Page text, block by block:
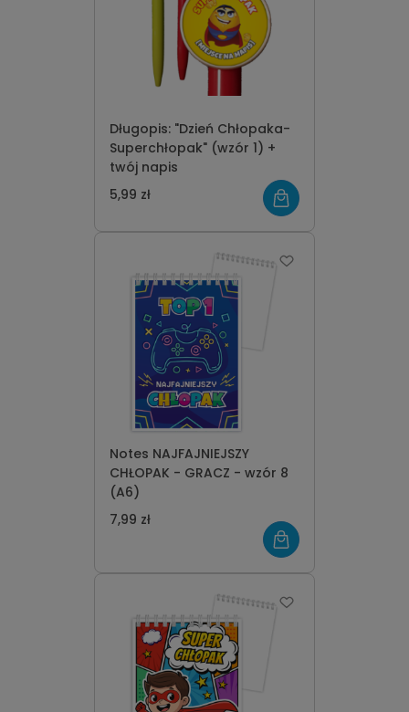
Długopis: "Dzień Chłopaka-
Superchłopak" (wzór 1) +
twój napis
5,99 zł
Notes NAJFAJNIEJSZY
CHŁOPAK - GRACZ - wzór 8
(A6)
7,99 zł